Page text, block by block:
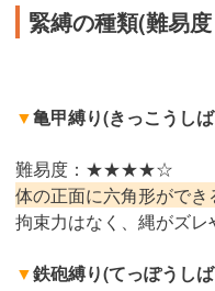
緊縛の種類(難易
▼亀甲縛り(きっこうし
難易度：★★★★☆
体の正面に六角形ができ
拘束力はなく、縄がズレ
▼鉄砲縛り(てっぽうし